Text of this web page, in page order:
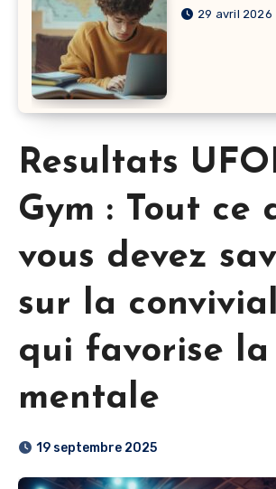
à Clermont-
29 avril 2026
Resultats
Gym : Tout ce
vous devez
sur la
qui favorise la
mentale
19 septembre 2025